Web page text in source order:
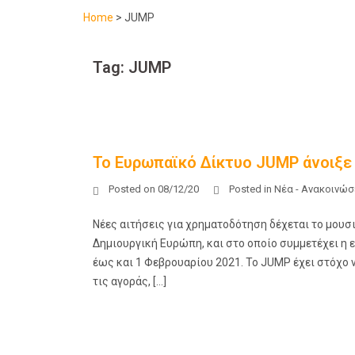
Home > JUMP
Tag: JUMP
Το Ευρωπαϊκό Δίκτυο JUMP
Posted on 08/12/20 Posted in Νέα -
Νέες αιτήσεις για χρηματοδότηση δέχεται το
Δημιουργική Ευρώπη, και στο οποίο συμμετέχει η
έως και 1 Φεβρουαρίου 2021. Το JUMP έχει
τις αγοράς, […]